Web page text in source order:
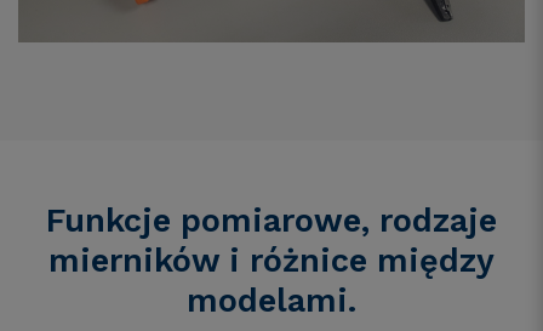
Funkcje pomiarowe, rodzaje
mierników i różnice między
modelami.